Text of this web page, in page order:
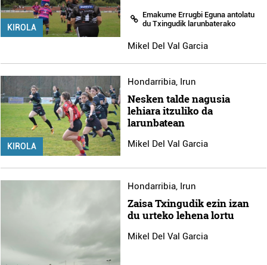
KIROLA
Emakume Errugbi Eguna antolatu
du Txingudik larunbaterako
Mikel Del Val Garcia
KIROLA
Hondarribia, Irun
Nesken talde nagusia
lehiara itzuliko da
larunbatean
Mikel Del Val Garcia
Hondarribia, Irun
Zaisa Txingudik ezin izan
du urteko lehena lortu
Mikel Del Val Garcia